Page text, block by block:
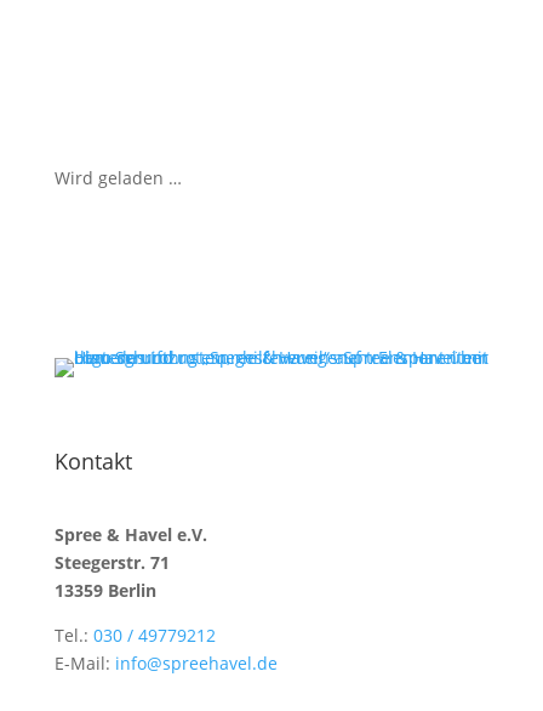
Wird geladen …
Kontakt
Spree & Havel e.V.
Steegerstr. 71
13359 Berlin
Tel.: 030 / 49779212
E-Mail: info@spreehavel.de